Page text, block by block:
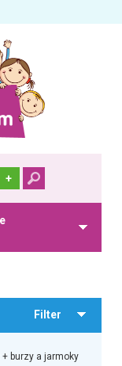
+
Filter
burzy a jarmoky